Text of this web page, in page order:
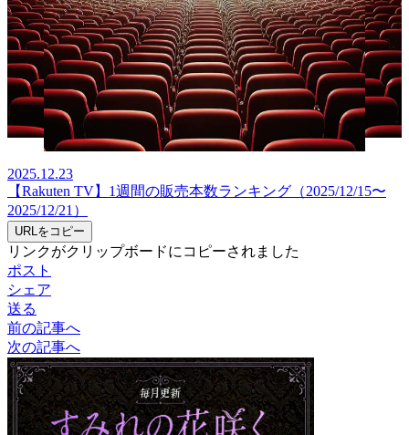
2025.12.23
【Rakuten TV】1週間の販売本数ランキング（2025/12/15〜
2025/12/21）
URLをコピー
リンクがクリップボードにコピーされました
ポスト
シェア
送る
前の記事へ
次の記事へ